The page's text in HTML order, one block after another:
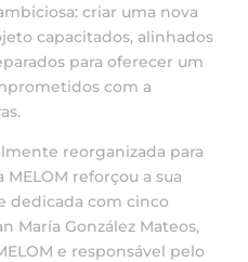
criar uma nova
capacitados, alinhados
para oferecer um
com a
reorganizada para
reforçou a sua
dedicada com cinco
María González Mateos,
e responsável pelo